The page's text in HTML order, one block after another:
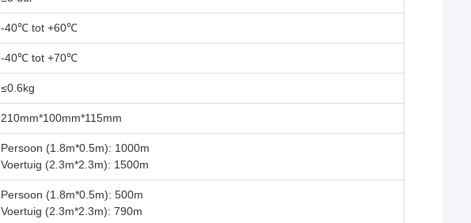
-40℃ tot +60℃
-40℃ tot +70℃
≤0.6kg
210mm*100mm*115mm
Persoon (1.8m*0.5m): 1000m
Voertuig (2.3m*2.3m): 1500m
Persoon (1.8m*0.5m): 500m
Voertuig (2.3m*2.3m): 790m